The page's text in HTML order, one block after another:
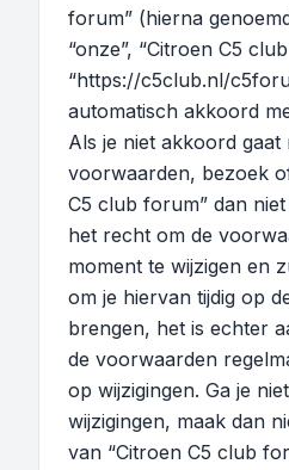
forum” (hierna genoemd
“onze”, “Citroen C5
“https://c5club.nl/
automatisch akkoord
Als je niet akkoord gaat
voorwaarden, bezoek
C5 club forum” dan
het recht om de
moment te wijzigen en
om je hiervan tijdig op
brengen, het is echter
de voorwaarden
op wijzigingen. Ga je
wijzigingen, maak dan
van “Citroen C5 club